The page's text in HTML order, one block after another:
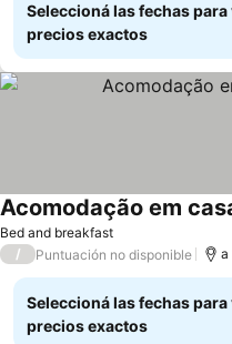
Seleccioná las fechas para
precios exactos
Bed and breakfast
Acomodação em
/ Puntuación no disponible a
Seleccioná las fechas para
precios exactos